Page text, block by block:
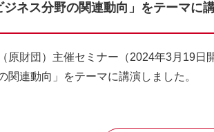
ネス分野の関連動向」をテーマに講
原財団）主催セミナー（2024年3月19
連動向」をテーマに講演しました。